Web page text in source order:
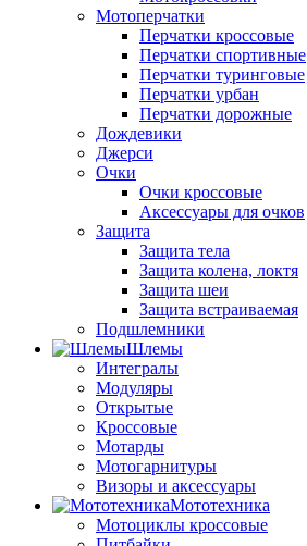
Мотоперчатки
Перчатки кроссовые
Перчатки спортивные
Перчатки туринговые
Перчатки урбан
Перчатки дорожные
Дождевики
Джерси
Очки
Очки кроссовые
Аксессуары для очков
Защита
Защита тела
Защита колена, локтя
Защита шеи
Защита встраиваемая
Подшлемники
Шлемы
Интегралы
Модуляры
Открытые
Кроссовые
Мотарды
Мотогарнитуры
Визоры и аксессуары
Мототехника
Мотоциклы кроссовые